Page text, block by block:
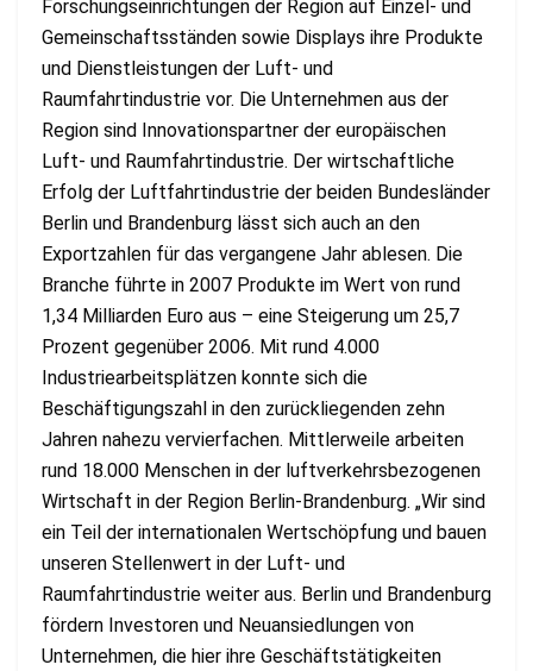
Forschungseinrichtungen der Region auf Einzel- und
Gemeinschaftsständen sowie Displays ihre Produkte
und Dienstleistungen der Luft- und
Raumfahrtindustrie vor. Die Unternehmen aus der
Region sind Innovationspartner der europäischen
Luft- und Raumfahrtindustrie. Der wirtschaftliche
Erfolg der Luftfahrtindustrie der beiden Bundesländer
Berlin und Brandenburg lässt sich auch an den
Exportzahlen für das vergangene Jahr ablesen. Die
Branche führte in 2007 Produkte im Wert von rund
1,34 Milliarden Euro aus – eine Steigerung um 25,7
Prozent gegenüber 2006. Mit rund 4.000
Industriearbeitsplätzen konnte sich die
Beschäftigungszahl in den zurückliegenden zehn
Jahren nahezu vervierfachen. Mittlerweile arbeiten
rund 18.000 Menschen in der luftverkehrsbezogenen
Wirtschaft in der Region Berlin-Brandenburg. „Wir sind
ein Teil der internationalen Wertschöpfung und bauen
unseren Stellenwert in der Luft- und
Raumfahrtindustrie weiter aus. Berlin und Brandenburg
fördern Investoren und Neuansiedlungen von
Unternehmen, die hier ihre Geschäftstätigkeiten